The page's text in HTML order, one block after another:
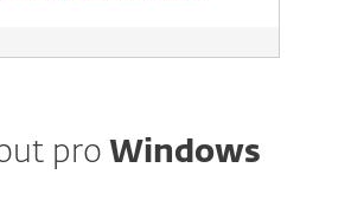
pro Windows